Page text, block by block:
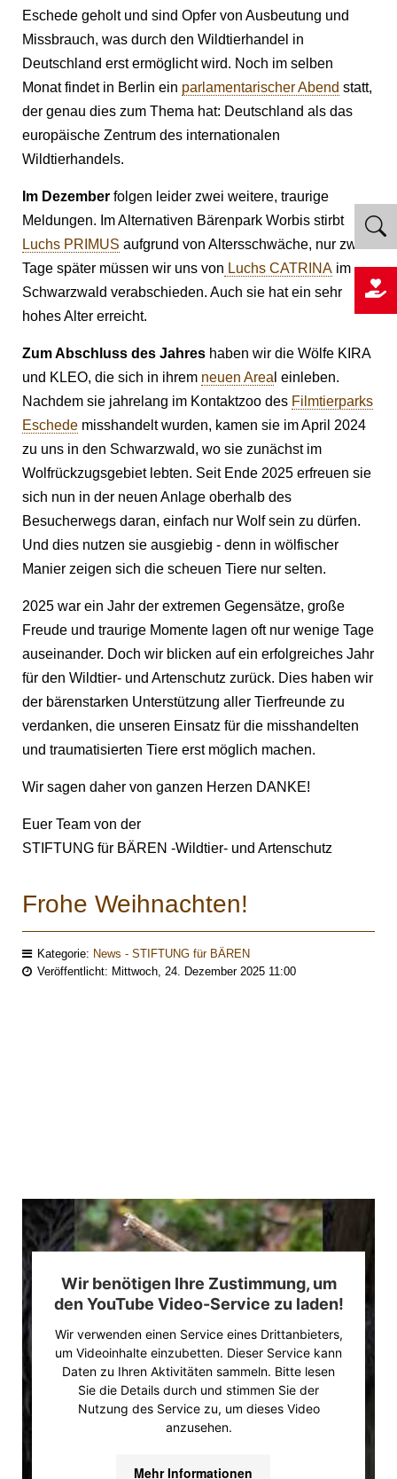
Eschede geholt und sind Opfer von Ausbeutung und
Missbrauch, was durch den Wildtierhandel in
Deutschland erst ermöglicht wird. Noch im selben
Monat findet in Berlin ein parlamentarischer Abend statt,
der genau dies zum Thema hat: Deutschland als das
europäische Zentrum des internationalen
Wildtierhandels.
Im Dezember folgen leider zwei weitere, traurige
Meldungen. Im Alternativen Bärenpark Worbis stirbt
Luchs PRIMUS aufgrund von Altersschwäche, nur zwei
Tage später müssen wir uns von Luchs CATRINA im
Schwarzwald verabschieden. Auch sie hat ein sehr
hohes Alter erreicht.
Zum Abschluss des Jahres haben wir die Wölfe KIRA
und KLEO, die sich in ihrem neuen Area l einleben.
Nachdem sie jahrelang im Kontaktzoo des Filmtierparks
Eschede misshandelt wurden, kamen sie im April 2024
zu uns in den Schwarzwald, wo sie zunächst im
Wolfrückzugsgebiet lebten. Seit Ende 2025 erfreuen sie
sich nun in der neuen Anlage oberhalb des
Besucherwegs daran, einfach nur Wolf sein zu dürfen.
Und dies nutzen sie ausgiebig - denn in wölfischer
Manier zeigen sich die scheuen Tiere nur selten.
2025 war ein Jahr der extremen Gegensätze, große
Freude und traurige Momente lagen oft nur wenige Tage
auseinander. Doch wir blicken auf ein erfolgreiches Jahr
für den Wildtier- und Artenschutz zurück. Dies haben wir
der bärenstarken Unterstützung aller Tierfreunde zu
verdanken, die unseren Einsatz für die misshandelten
und traumatisierten Tiere erst möglich machen.
Wir sagen daher von ganzen Herzen DANKE!
Euer Team von der
STIFTUNG für BÄREN -Wildtier- und Artenschutz
Frohe Weihnachten!
Kategorie: News - STIFTUNG für BÄREN
Veröffentlicht: Mittwoch, 24. Dezember 2025 11:00
Wir benötigen Ihre Zustimmung, um
den YouTube Video-Service zu laden!
Wir verwenden einen Service eines Drittanbieters,
um Videoinhalte einzubetten. Dieser Service kann
Daten zu Ihren Aktivitäten sammeln. Bitte lesen
Sie die Details durch und stimmen Sie der
Nutzung des Service zu, um dieses Video
anzusehen.
Mehr Informationen